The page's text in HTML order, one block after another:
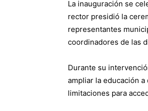
La inauguración se
rector presidió la
representantes
coordinadores de las
Durante su
ampliar la educación
limitaciones para